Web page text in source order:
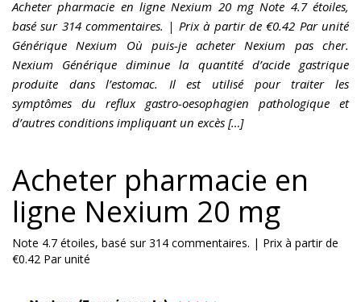
Acheter pharmacie en ligne Nexium 20 mg Note 4.7 étoiles,
basé sur 314 commentaires. | Prix à partir de €0.42 Par unité
Générique Nexium Où puis-je acheter Nexium pas cher.
Nexium Générique diminue la quantité d’acide gastrique
produite dans l’estomac. Il est utilisé pour traiter les
symptômes du reflux gastro-oesophagien pathologique et
d’autres conditions impliquant un excès […]
Acheter pharmacie en
ligne Nexium 20 mg
Note 4.7 étoiles, basé sur314 commentaires. | Prix à partir de
€0.42 Par unité